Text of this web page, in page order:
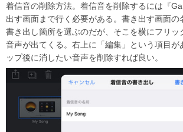
着信音の削除方法。着信音を削除するには『
出す画面まで行く必要がある。書き出す画面の
書き出し箇所を選ぶのだが、そこを横にフリッ
音声が出てくる。右上に「編集」という項目が
ップ後に消したい音声を削除すれば良い。